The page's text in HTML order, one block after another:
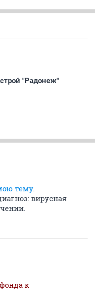
"Радонеж"
тему.
вирусная
к